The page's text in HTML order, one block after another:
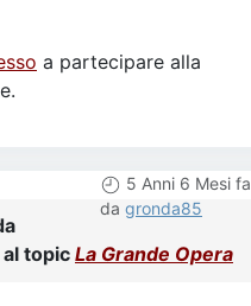
a partecipare alla
5 Anni 6 Mesi fa
da gronda85
al topic La Grande Opera